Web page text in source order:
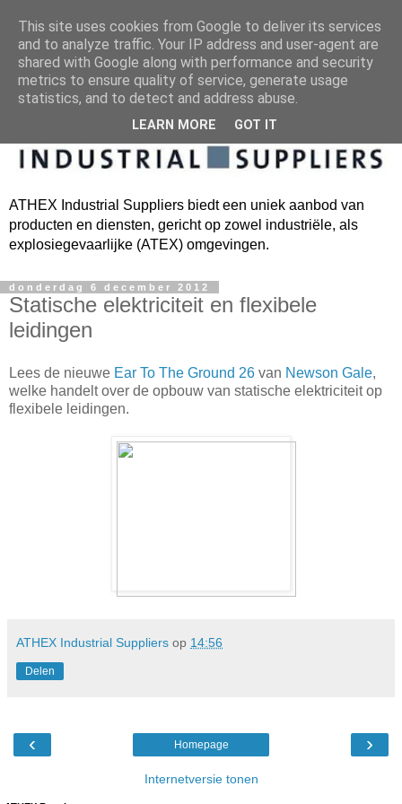
ATHEX Industrial Suppliers biedt een uniek aanbod van
producten en diensten, gericht op zowel industriële, als
explosiegevaarlijke (ATEX) omgevingen.
donderdag 6 december 2012
Statische elektriciteit en flexibele
leidingen
Lees de nieuwe Ear To The Ground 26 van Newson Gale,
welke handelt over de opbouw van statische elektriciteit op
flexibele leidingen.
ATHEX Industrial Suppliers op 14:56
Delen
‹ ›
Homepage
Internetversie tonen
This site uses cookies from Google to deliver its services
and to analyze traffic. Your IP address and user-agent are
shared with Google along with performance and security
metrics to ensure quality of service, generate usage
statistics, and to detect and address abuse.
LEARN MORE GOT IT